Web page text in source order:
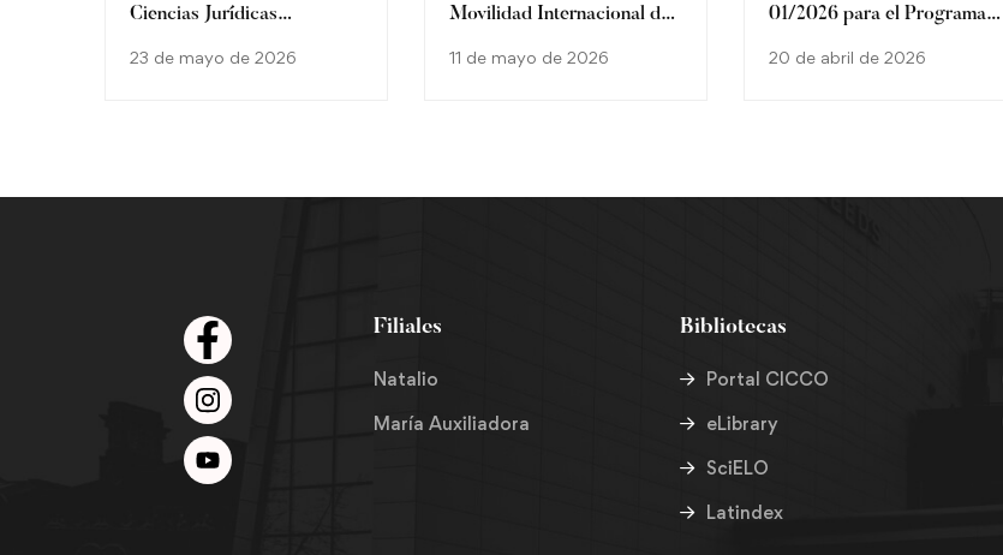
Ciencias Jurídicas
23 de mayo de 2026
Movilidad Internacional de
11 de mayo de 2026
01/2026 para el Programa
20 de abril de 2026
Filiales
Natalio
María Auxiliadora
Bibliotecas
Portal CICCO
eLibrary
SciELO
Latindex